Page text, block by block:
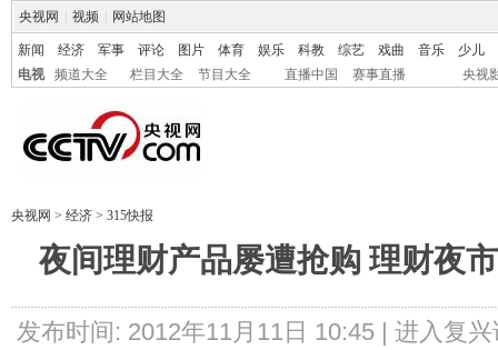
央视网 视频 网站地图
新闻 经济 军事 评论 图片 体育 娱乐 科教 综艺 戏曲 音乐
少儿
电视
频道大全 栏目大全 节目大全 直播中国 赛事直播 央视
央视网 > 经济 > 315快报
夜间理财产品屡遭抢购 理财夜
发布时间: 2012年11月11日 10:45 | 进入复兴